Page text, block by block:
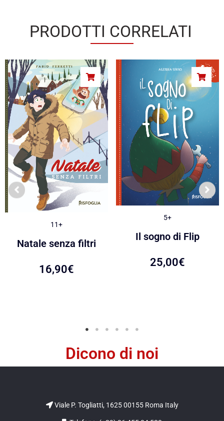
PRODOTTI CORRELATI
11+
Natale senza filtri
16,90€
5+
Il sogno di Flip
25,00€
Dicono di noi
Viale P. Togliatti, 1625 00155 Roma Italy